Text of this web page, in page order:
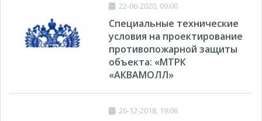
22-06-2020, 09:00
Специальные технические
условия на проектирование
противопожарной защиты
объекта: «МТРК
«АКВАМОЛЛ»
26-12-2018, 19:06